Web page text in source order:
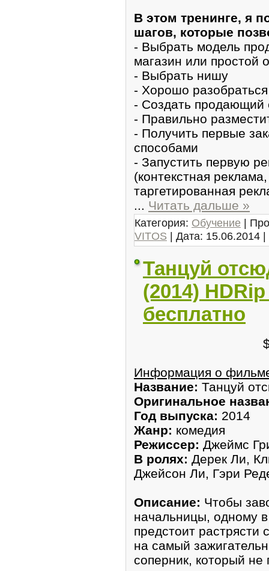
В этом тренинге, я
шагов, которые
- Выбрать модель
магазин или простой
- Выбрать нишу
- Хорошо
- Создать продающий
- Правильно
- Получить первые
способами
- Запустить первую
(контекстная
таргетированная
... Читать дальше »
Категория: Обучение |
VITOS | Дата: 15.06.2014 |
Танцуй
(2014)
бесплатно
Информация о
Название: Танцуй
Оригинальное
Год выпуска: 2014
Жанр: комедия
Режиссер: Джеймс
В ролях: Дерек Ли,
Джейсон Ли, Гэри
Описание: Чтобы
начальницы, одному
предстоит растрясти
на самый
соперник, который не